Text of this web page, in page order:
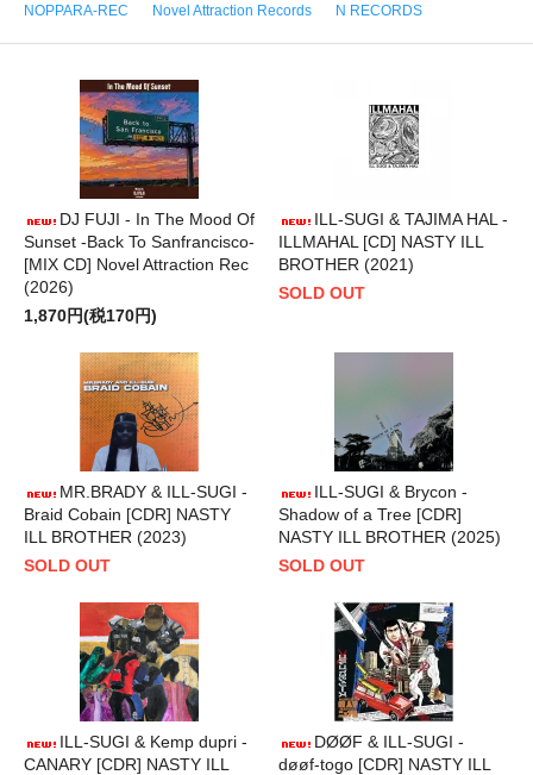
NOPPARA-REC
Novel Attraction Records N RECORDS
DJ FUJI - In The Mood Of
Sunset -Back To Sanfrancisco-
[MIX CD] Novel Attraction Rec
(2026)
1,870円(税170円)
ILL-SUGI & TAJIMA HAL -
ILLMAHAL [CD] NASTY ILL
BROTHER (2021)
SOLD OUT
MR.BRADY & ILL-SUGI -
Braid Cobain [CDR] NASTY
ILL BROTHER (2023)
SOLD OUT
ILL-SUGI & Brycon -
Shadow of a Tree [CDR]
NASTY ILL BROTHER (2025)
SOLD OUT
ILL-SUGI & Kemp dupri -
CANARY [CDR] NASTY ILL
DØØF & ILL-SUGI -
døøf-togo [CDR] NASTY ILL